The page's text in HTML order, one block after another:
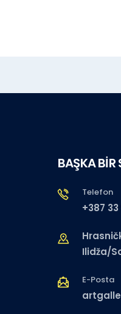
BAŞKA BİR
Telefon
+387 33
Ilidža/
E-Posta